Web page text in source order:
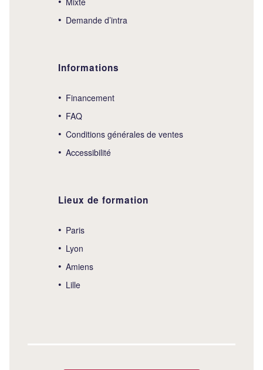
Demande d’intra
Informations
Financement
FAQ
Conditions générales de ventes
Accessibilité
Lieux de formation
Paris
Lyon
Amiens
Lille